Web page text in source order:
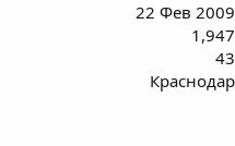
22 Фев 2009
1,947
43
Краснодар